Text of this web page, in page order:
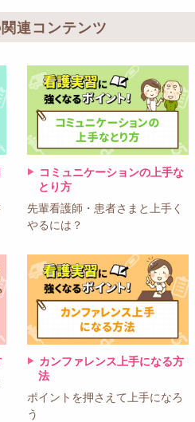
連コンテンツ
コミュニケーションの上手な
とり方
先輩看護師・患者さまと上手く
やるには？
カンファレンス上手になる方
法
ポイントを押さえて上手になろ
う